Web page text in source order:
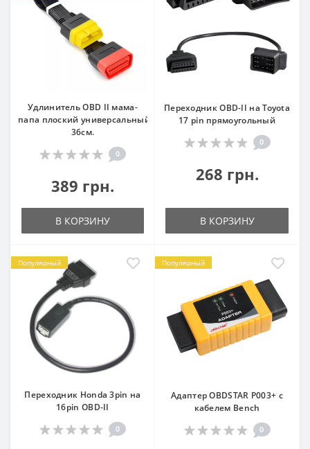
Удлинитель OBD II мама-
папа плоский универсальный
36см.
0
389 грн.
В КОРЗИНУ
Переходник OBD-II на Toyota
17 pin прямоугольный
0
268 грн.
В КОРЗИНУ
Популярный
Переходник Honda 3pin на
16pin OBD-II
0
Популярный
Адаптер OBDSTAR P003+ с
кабелем Bench
0